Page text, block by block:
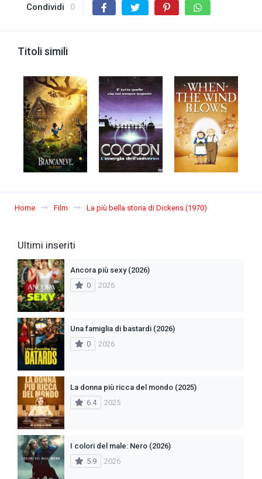
Condividi 0
Titoli simili
Home Film La più bella storia di Dickens (1970)
Ultimi inseriti
Ancora più sexy (2026)
0
2026
Una famiglia di bastardi (2026)
0
2026
La donna più ricca del mondo (2025)
6.4
2025
I colori del male: Nero (2026)
5.9
2026